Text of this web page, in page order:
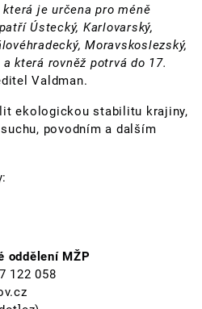
je určena pro méně
Ústecký, Karlovarský,
Moravskoslezský,
která rovněž potrvá do 17.
Valdman.
ekologickou stabilitu krajiny,
povodním a dalším
oddělení MŽP
122 058